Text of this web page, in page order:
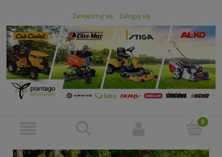
Zarejestruj się Zaloguj się